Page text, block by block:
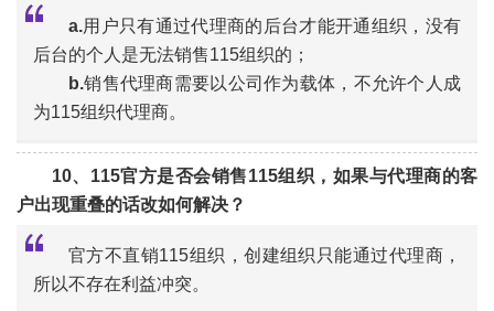
a.用户只有通过代理商的后台才能开通组织，没有
后台的个人是无法销售115组织的；
b.销售代理商需要以公司作为载体，不允许个人成
为115组织代理商。
10、115官方是否会销售115组织，如果与代理商的客
户出现重叠的话改如何解决？
官方不直销115组织，创建组织只能通过代理商，
所以不存在利益冲突。